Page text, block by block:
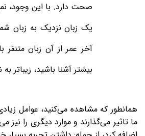
صحت دارد. با این وجود،
یک زبان نزدیک به زبان
آخر عمر از آن زبان متنفر
بیشتر آشنا باشید، زیباتر
همانطور که مشاهده می‌کنید، عوامل
ما تاثیر می‌گذارند و موارد دیگری را نیز